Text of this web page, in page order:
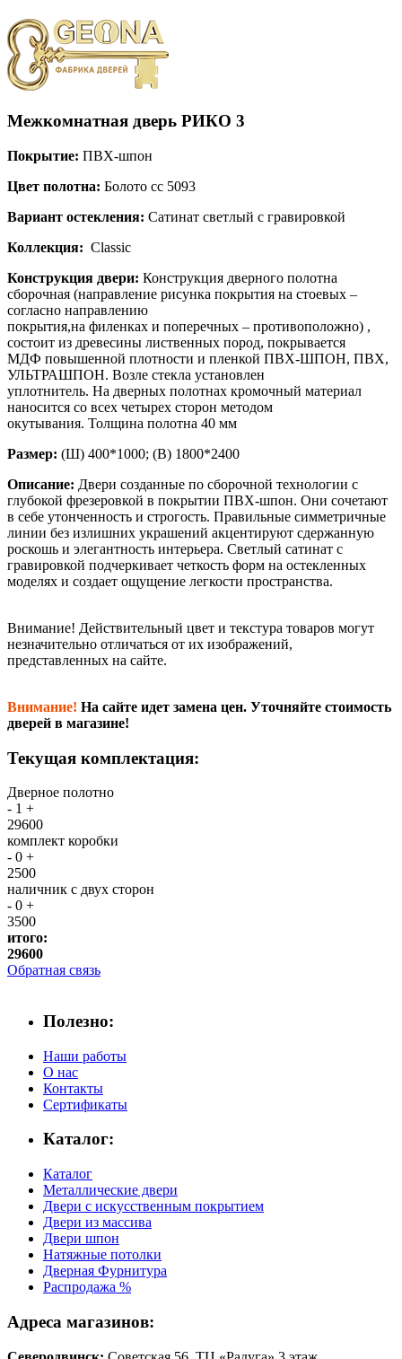
Межкомнатная дверь РИКО 3
Покрытие: ПВХ-шпон
Цвет полотна: Болото сс 5093
Вариант остекления: Сатинат светлый с гравировкой
Коллекция: Classic
Конструкция двери: Конструкция дверного полотна
сборочная (направление рисунка покрытия на стоевых –
согласно направлению
покрытия,на филенках и поперечных – противоположно) ,
состоит из древесины лиственных пород, покрывается
МДФ повышенной плотности и пленкой ПВХ-ШПОН, ПВХ,
УЛЬТРАШПОН. Возле стекла установлен
уплотнитель. На дверных полотнах кромочный материал
наносится со всех четырех сторон методом
окутывания. Толщина полотна 40 мм
Размер: (Ш) 400*1000; (В) 1800*2400
Описание: Двери созданные по сборочной технологии с
глубокой фрезеровкой в покрытии ПВХ-шпон. Они сочетают
в себе утонченность и строгость. Правильные симметричные
линии без излишних украшений акцентируют сдержанную
роскошь и элегантность интерьера. Светлый сатинат с
гравировкой подчеркивает четкость форм на остекленных
моделях и создает ощущение легкости пространства.
Внимание! Действительный цвет и текстура товаров могут
незначительно отличаться от их изображений,
представленных на сайте.
Внимание! На сайте идет замена цен. Уточняйте стоимость
дверей в магазине!
Текущая комплектация:
Дверное полотно
- 1 +
29600
комплект коробки
- 0 +
2500
наличник с двух сторон
- 0 +
3500
итого:
29600
Обратная связь
Полезно:
Наши работы
О нас
Контакты
Сертификаты
Каталог:
Каталог
Металлические двери
Двери с искусственным покрытием
Двери из массива
Двери шпон
Натяжные потолки
Дверная Фурнитура
Распродажа %
Адреса магазинов: